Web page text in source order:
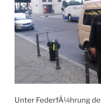
Unter FederfÃ¼hrung